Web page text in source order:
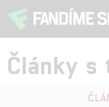
Články s